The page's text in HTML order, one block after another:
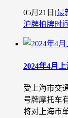
05月21日 [最
沪牌拍牌时间
2024年4月
受上海市交
号牌摩托车
将对上海市